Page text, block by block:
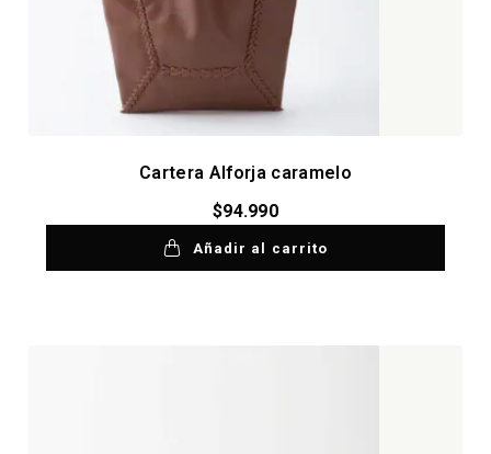
Cartera Alforja caramelo
$94.990
Añadir al carrito